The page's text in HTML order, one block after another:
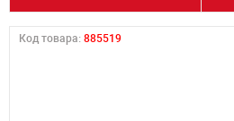
Код товара: 885519